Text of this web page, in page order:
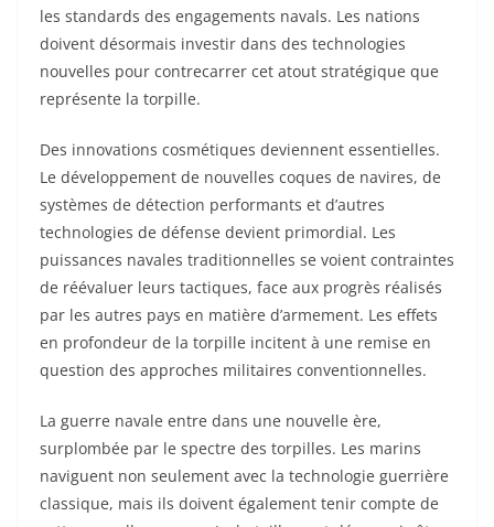
les standards des engagements navals. Les nations
doivent désormais investir dans des technologies
nouvelles pour contrecarrer cet atout stratégique que
représente la torpille.
Des innovations cosmétiques deviennent essentielles.
Le développement de nouvelles coques de navires, de
systèmes de détection performants et d’autres
technologies de défense devient primordial. Les
puissances navales traditionnelles se voient contraintes
de réévaluer leurs tactiques, face aux progrès réalisés
par les autres pays en matière d’armement. Les effets
en profondeur de la torpille incitent à une remise en
question des approches militaires conventionnelles.
La guerre navale entre dans une nouvelle ère,
surplombée par le spectre des torpilles. Les marins
naviguent non seulement avec la technologie guerrière
classique, mais ils doivent également tenir compte de